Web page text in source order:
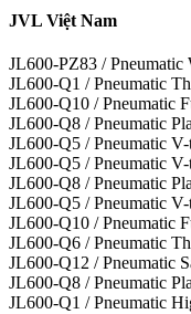
JVL Việt Nam
JL600-PZ83 /
JL600-Q1 / Pneumatic
JL600-Q10 / Pneumatic
JL600-Q8 / Pneumatic
JL600-Q5 / Pneumatic
JL600-Q5 / Pneumatic
JL600-Q8 / Pneumatic
JL600-Q5 / Pneumatic
JL600-Q10 / Pneumatic
JL600-Q6 / Pneumatic
JL600-Q12 / Pneumatic
JL600-Q8 / Pneumatic
JL600-Q1 / Pneumatic